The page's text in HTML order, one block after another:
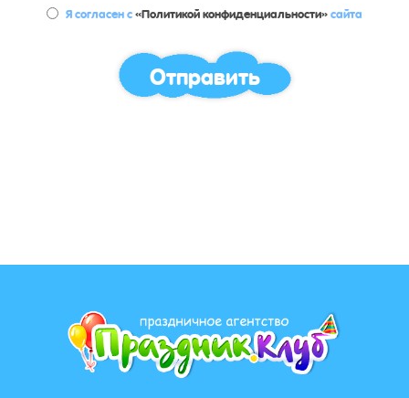
Я согласен с«Политикой конфиденциальности»сайта
Отправить